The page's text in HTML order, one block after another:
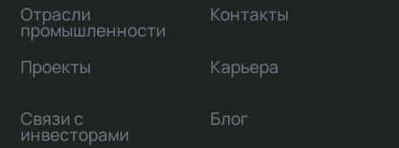
Отрасли
промышленности
Проекты
Связи с
инвесторами
Контакты
Карьера
Блог